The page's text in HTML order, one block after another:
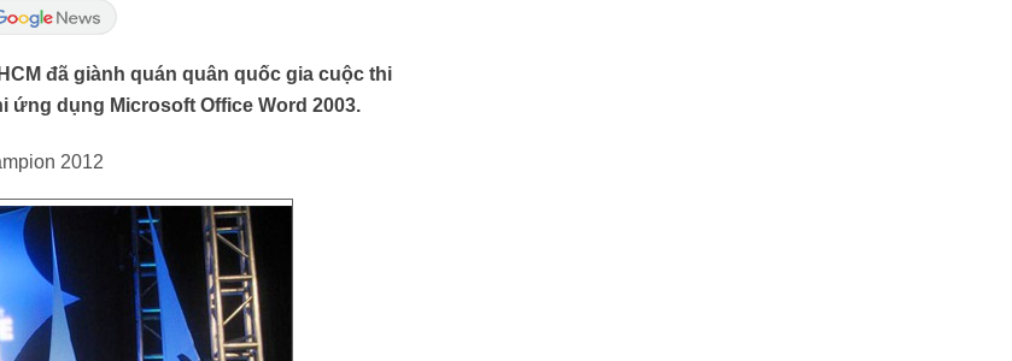
đã giành quán quân quốc gia cuộc thi
ứng dụng Microsoft Office Word 2003.
2012